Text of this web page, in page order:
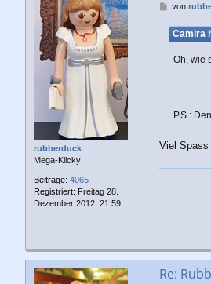
rubberduck
Mega-Klicky
Beiträge: 4065
Registriert: Freitag 28.
Dezember 2012, 21:59
B
i
t
von
Camira
Oh, wie
P.S.:
Viel Spass
Re: